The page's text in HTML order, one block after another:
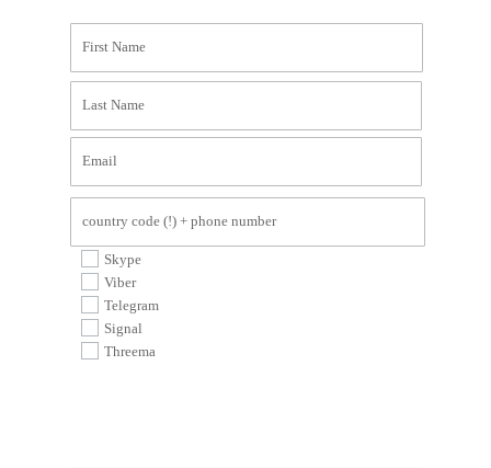
Skype
Viber
Telegram
Signal
Threema